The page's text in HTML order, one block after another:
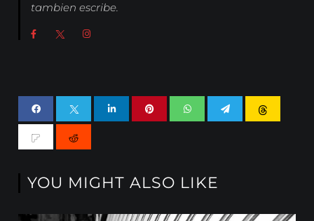
tambien escribe.
YOU MIGHT ALSO LIKE